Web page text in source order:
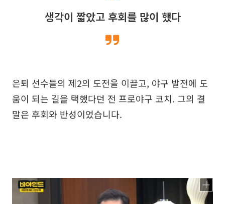
생각이 짧았고 후회를 많이 했다
은퇴 선수들의 제2의 도전을 이끌고, 야구 발전에 도
움이 되는 길을 택했다던 전 프로야구 코치. 그의 결
말은 후회와 반성이었습니다.